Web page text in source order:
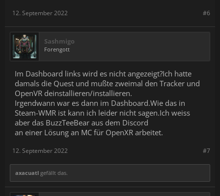
#6
12. September 2022
Sashmigo
Forengott
Im Dashboard links wird es nicht angezeigt?Ich hatte
damals die Quest und mußte zweimal den Tracker und
OpenVR deinstallieren/installieren.
Irgendwann war es dann im Dashboard.Wie das in
Steam-WMR ist kann ich leider nicht sagen.Ich weiss
aber das BuzzTeeBear aus dem Discord
an einer Lösung an MC für OpenXR arbeitet.
#7
12. September 2022
axacuatl gefällt das.